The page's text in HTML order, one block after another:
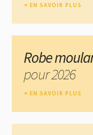
EN SAVOIR PLUS
Robe
pour 2026
EN SAVOIR PLUS